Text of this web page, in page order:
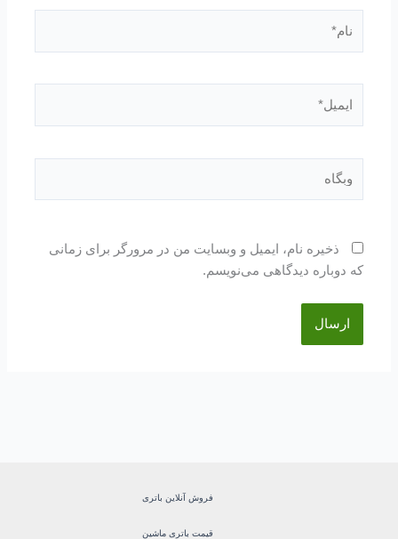
ذخیره نام، ایمیل و وبسایت من در مرورگر برای زمانی
که دوباره دیدگاهی می‌نویسم.
فروش آنلاین باتری
قیمت باتری ماشین